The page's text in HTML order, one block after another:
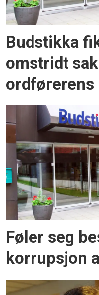
Budstikka
omstridt
ordførerens
Føler seg
korrupsjon